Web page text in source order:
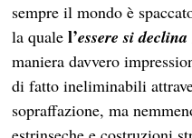
sempre il mondo è
la qualel’essere si
maniera davvero
di fatto ineliminabili
sopraffazione, ma